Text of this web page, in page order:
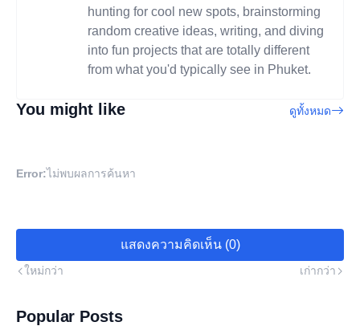
hunting for cool new spots, brainstorming
random creative ideas, writing, and diving
into fun projects that are totally different
from what you'd typically see in Phuket.
You might like ดูทั้งหมด
Error:ไม่พบผลการค้นหา
แสดงความคิดเห็น (0)
ใหม่กว่า เก่ากว่า
Popular Posts